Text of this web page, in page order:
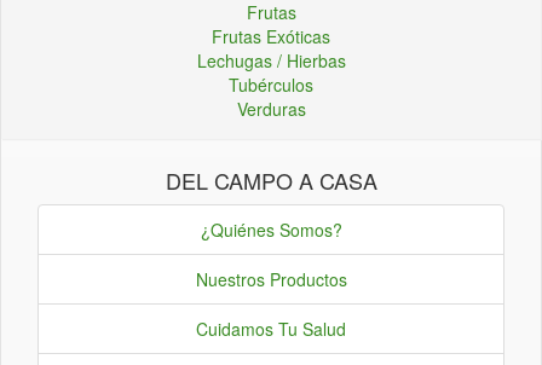
Frutas
Frutas Exóticas
Lechugas / Hierbas
Tubérculos
Verduras
DEL CAMPO A CASA
¿Quiénes Somos?
Nuestros Productos
Cuidamos Tu Salud